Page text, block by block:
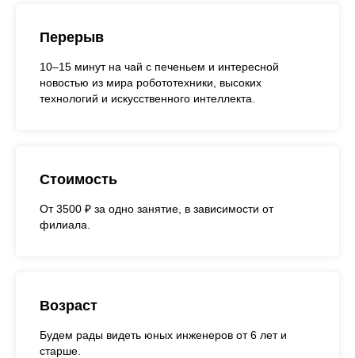
Перерыв
10–15 минут на чай с печеньем и интересной
новостью из мира робототехники, высоких
технологий и искусственного интеллекта.
Стоимость
От 3500 ₽ за одно занятие, в зависимости от
филиала.
Возраст
Будем рады видеть юных инженеров от 6 лет и
старше.